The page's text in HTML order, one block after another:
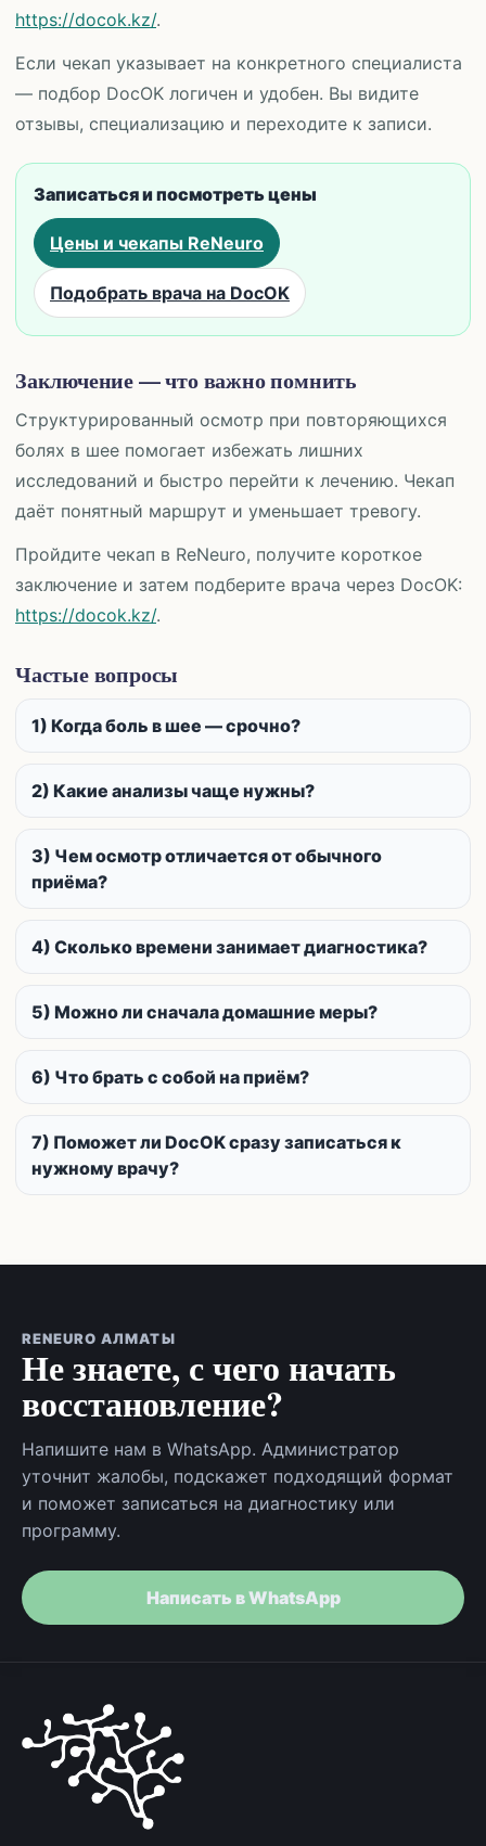
https://docok.kz/.
Если чекап указывает на конкретного специалиста
— подбор DocOK логичен и удобен. Вы видите
отзывы, специализацию и переходите к записи.
Записаться и посмотреть цены
Цены и чекапы ReNeuro
Подобрать врача на DocOK
Заключение — что важно помнить
Структурированный осмотр при повторяющихся
болях в шее помогает избежать лишних
исследований и быстро перейти к лечению. Чекап
даёт понятный маршрут и уменьшает тревогу.
Пройдите чекап в ReNeuro, получите короткое
заключение и затем подберите врача через DocOK:
https://docok.kz/.
Частые вопросы
1) Когда боль в шее — срочно?
2) Какие анализы чаще нужны?
3) Чем осмотр отличается от обычного
приёма?
4) Сколько времени занимает диагностика?
5) Можно ли сначала домашние меры?
6) Что брать с собой на приём?
7) Поможет ли DocOK сразу записаться к
нужному врачу?
RENEURO АЛМАТЫ
Не знаете, с чего начать
восстановление?
Напишите нам в WhatsApp. Администратор
уточнит жалобы, подскажет подходящий формат
и поможет записаться на диагностику или
программу.
Написать в WhatsApp